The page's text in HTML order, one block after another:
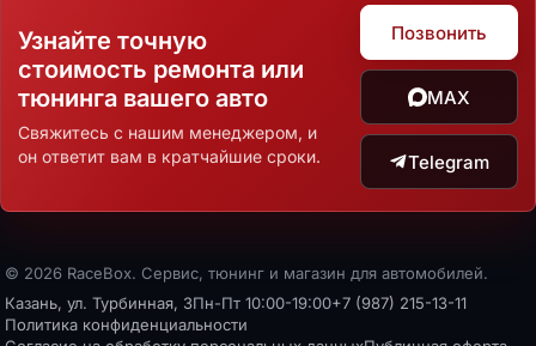
Узнайте точную
стоимость ремонта или
тюнинга вашего авто
Свяжитесь с нашим менеджером, и
он ответит вам в кратчайшие сроки.
Позвонить
MAX
Telegram
© 2026 RaceBox. Сервис, тюнинг и магазин для автомобилей.
Казань, ул. Турбинная, 3Пн-Пт 10:00-19:00+7 (987) 215-13-11
Политика конфиденциальности